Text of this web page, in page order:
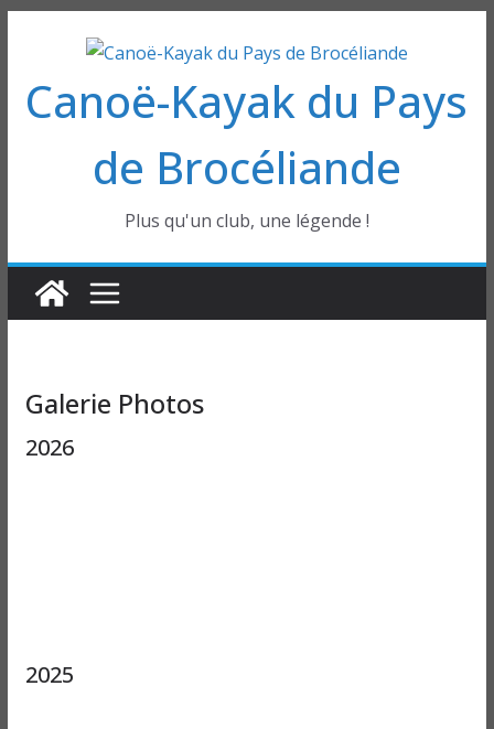
contenu
Canoë-Kayak du Pays
de Brocéliande
Plus qu'un club, une légende !
Galerie Photos
2026
2025